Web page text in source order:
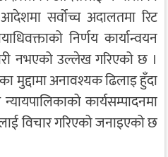
सर्वोच्च अदालतमा रिट
निर्णय कार्यान्वयन
नभएको उल्लेख गरिएको छ ।
मुद्दामा अनावश्यक ढिलाइ हुँदा
कार्यसम्पादनमा
विचार गरिएको जनाइएको छ